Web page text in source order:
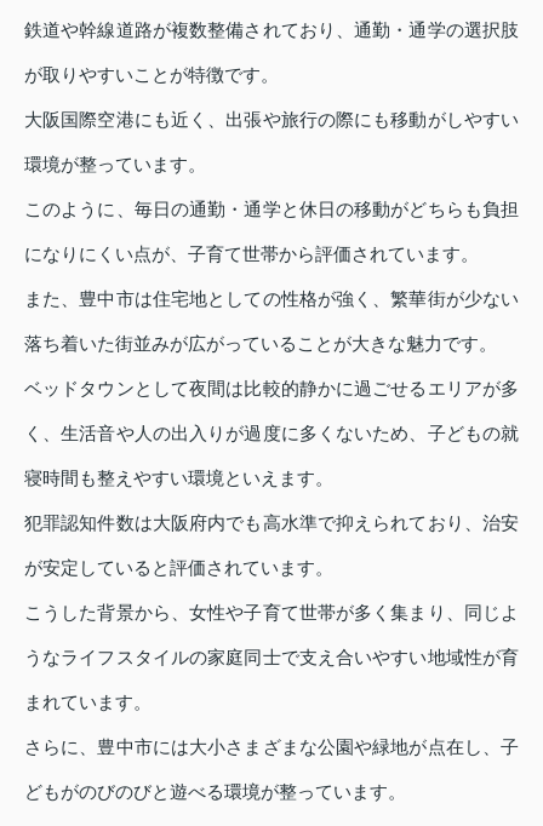
鉄道や幹線道路が複数整備されており、通勤・通学の選択肢
が取りやすいことが特徴です。
大阪国際空港にも近く、出張や旅行の際にも移動がしやすい
環境が整っています。
このように、毎日の通勤・通学と休日の移動がどちらも負担
になりにくい点が、子育て世帯から評価されています。
また、豊中市は住宅地としての性格が強く、繁華街が少ない
落ち着いた街並みが広がっていることが大きな魅力です。
ベッドタウンとして夜間は比較的静かに過ごせるエリアが多
く、生活音や人の出入りが過度に多くないため、子どもの就
寝時間も整えやすい環境といえます。
犯罪認知件数は大阪府内でも高水準で抑えられており、治安
が安定していると評価されています。
こうした背景から、女性や子育て世帯が多く集まり、同じよ
うなライフスタイルの家庭同士で支え合いやすい地域性が育
まれています。
さらに、豊中市には大小さまざまな公園や緑地が点在し、子
どもがのびのびと遊べる環境が整っています。